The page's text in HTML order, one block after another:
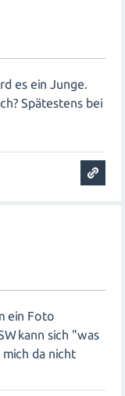
es ein Junge.
Spätestens bei
ein Foto
kann sich "was
da nicht